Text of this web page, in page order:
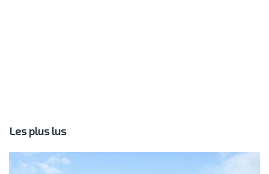
Les plus lus